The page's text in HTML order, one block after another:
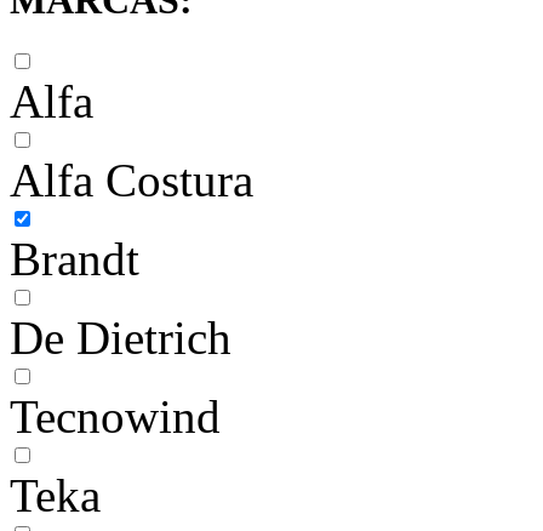
Alfa
Alfa Costura
Brandt
De Dietrich
Tecnowind
Teka